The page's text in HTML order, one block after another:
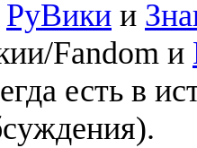
РуВики и
Fandom и
есть в